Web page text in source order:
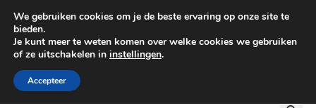
GRATIS BEZORGING VANAF €100
We gebruiken cookies om je de beste ervaring op onze site te
bieden.
Je kunt meer te weten komen over welke cookies we gebruiken
of ze uitschakelen in instellingen.
Accepteer